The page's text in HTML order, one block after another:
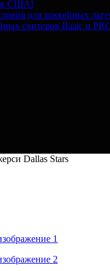
США!
для хоккейных
свитеров Basic и
Dallas Stars